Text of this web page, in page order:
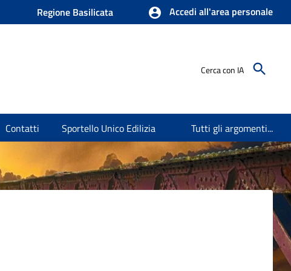
Regione Basilicata Accedi all'area personale
Cerca con IA
Contatti Sportello Unico Edilizia Tutti gli argomenti...